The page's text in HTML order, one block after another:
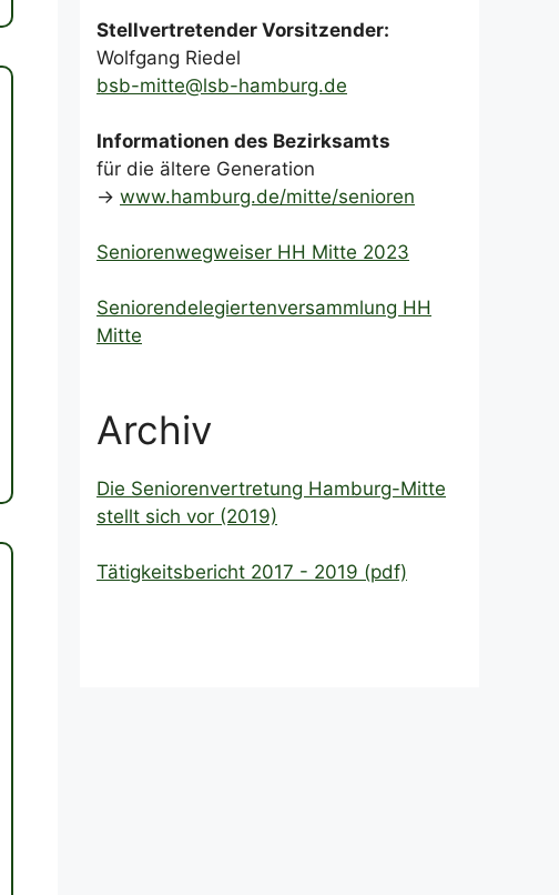
Stellvertretender Vorsitzender:
Wolfgang Riedel
bsb-mitte@lsb-hamburg.de
Informationen des Bezirksamts
für die ältere Generation
-> www.hamburg.de/mitte/senioren
Seniorenwegweiser HH Mitte 2023
Seniorendelegiertenversammlung HH
Mitte
Archiv
Die Seniorenvertretung Hamburg-Mitte
stellt sich vor (2019)
Tätigkeitsbericht 2017 - 2019 (pdf)